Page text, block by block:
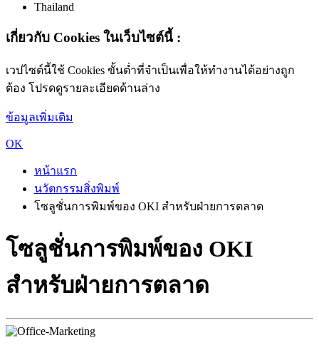
Thailand
เกี่ยวกับ Cookies ในเว็บไซต์นี้ :
เวปไซต์นี้ใช้ Cookies ขั้นต่ำที่จำเป็นเพื่อให้ทำงานได้อย่างถูก
ต้อง โปรดดูรายละเอียดด้านล่าง
ข้อมูลเพิ่มเติม
OK
หน้าแรก
นวัตกรรมสิ่งพิมพ์
โซลูชั่นการพิมพ์ของ OKI สำหรับฝ่ายการตลาด
โซลูชั่นการพิมพ์ของ OKI
สำหรับฝ่ายการตลาด